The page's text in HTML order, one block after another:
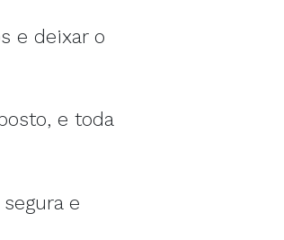
e deixar o
e toda
e